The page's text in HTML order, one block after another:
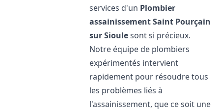
services d'un Plombier
assainissementSaint Pourçain
sur Sioulesont si précieux.
Notre équipe de plombiers
expérimentés intervient
rapidement pour résoudre tous
les problèmes liés à
l'assainissement, que ce soit une